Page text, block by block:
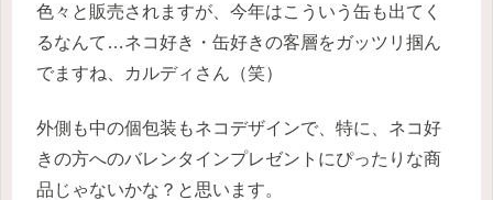
色々と販売されますが、今年はこういう缶も出てく
るなんて…ネコ好き・缶好きの客層をガッツリ掴ん
でますね、カルディさん（笑）
外側も中の個包装もネコデザインで、特に、ネコ好
きの方へのバレンタインプレゼントにぴったりな商
品じゃないかな？と思います。